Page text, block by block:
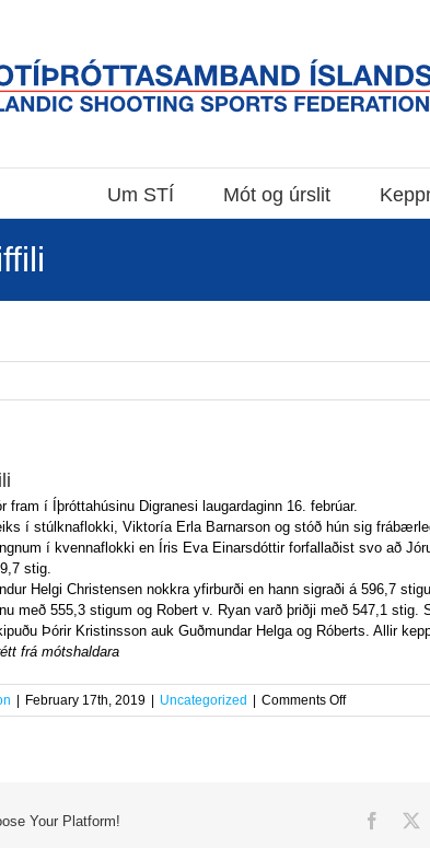
Um STÍ Mót og úrslit
fram í Íþróttahúsinu Digranesi laugardaginn 16. febrúar.
í stúlknaflokki, Viktoría Erla Barnarson og stóð hún sig
í kvennaflokki en Íris Eva Einarsdóttir forfallaðist svo að
stig.
Helgi Christensen nokkra yfirburði en hann sigraði á 596,7
með 555,3 stigum og Robert v. Ryan varð þriðji með 547,1 stig.
Þórir Kristinsson auk Guðmundar Helga og Róberts. Allir
frá mótshaldara
February 17th, 2019 Uncategorized Comments Offon
Landsmót
Your Platform!